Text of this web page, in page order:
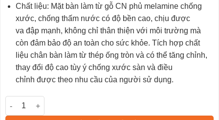
Chất liệu: Mặt bàn làm từ gỗ CN phủ melamine chống
xước, chống thấm nước có độ bền cao, chịu được
va đập mạnh, không chỉ thân thiện với môi trường mà
còn đảm bảo độ an toàn cho sức khỏe. Tích hợp chất
liệu chân bàn làm từ thép ống tròn và có thể tăng chỉnh,
thay đổi độ cao tùy ý chống xước sàn và điều
chỉnh được theo nhu cầu của người sử dụng.
Bàn làm việc chân sắt BCT12 số lượng